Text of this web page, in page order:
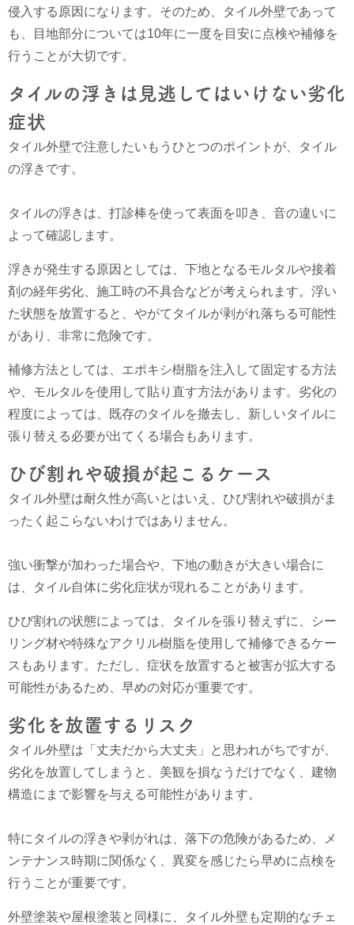
侵入する原因になります。そのため、タイル外壁であって
も、目地部分については10年に一度を目安に点検や補修を
行うことが大切です。
タイルの浮きは見逃してはいけない劣化
症状
タイル外壁で注意したいもうひとつのポイントが、タイル
の浮きです。
タイルの浮きは、打診棒を使って表面を叩き、音の違いに
よって確認します。
浮きが発生する原因としては、下地となるモルタルや接着
剤の経年劣化、施工時の不具合などが考えられます。浮い
た状態を放置すると、やがてタイルが剥がれ落ちる可能性
があり、非常に危険です。
補修方法としては、エポキシ樹脂を注入して固定する方法
や、モルタルを使用して貼り直す方法があります。劣化の
程度によっては、既存のタイルを撤去し、新しいタイルに
張り替える必要が出てくる場合もあります。
ひび割れや破損が起こるケース
タイル外壁は耐久性が高いとはいえ、ひび割れや破損がま
ったく起こらないわけではありません。
強い衝撃が加わった場合や、下地の動きが大きい場合に
は、タイル自体に劣化症状が現れることがあります。
ひび割れの状態によっては、タイルを張り替えずに、シー
リング材や特殊なアクリル樹脂を使用して補修できるケー
スもあります。ただし、症状を放置すると被害が拡大する
可能性があるため、早めの対応が重要です。
劣化を放置するリスク
タイル外壁は「丈夫だから大丈夫」と思われがちですが、
劣化を放置してしまうと、美観を損なうだけでなく、建物
構造にまで影響を与える可能性があります。
特にタイルの浮きや剥がれは、落下の危険があるため、メ
ンテナンス時期に関係なく、異変を感じたら早めに点検を
行うことが重要です。
外壁塗装や屋根塗装と同様に、タイル外壁も定期的なチェ